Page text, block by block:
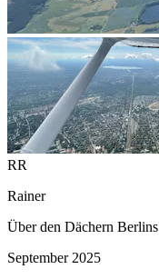
RR
Rainer
Über den Dächern Berlins
September 2025